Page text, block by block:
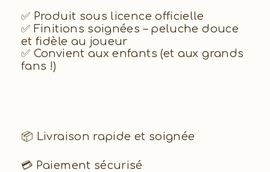
✅ Produit sous licence officielle
✅ Finitions soignées – peluche douce
et fidèle au joueur
✅ Convient aux enfants (et aux grands
fans !)
📦 Livraison rapide et soignée
💳 Paiement sécurisé